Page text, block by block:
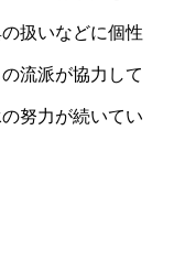
扱いなどに個性
流派が協力して
努力が続いてい